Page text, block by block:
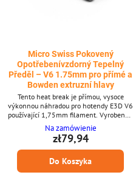
Micro Swiss Pokovený
Opotřebenívzdorný Tepelný
Předěl – V6 1.75mm pro přímé a
Bowden extruzní hlavy
Tento heat break je přímou, vysoce
výkonnou náhradou pro hotendy E3D V6
používající 1,75mm filament. Vyrobený z
nerezové oceli a potažený povlakem
TwinClad XT od Micro Swiss nabízí
výjimečně nízké tření a vynikající
odolnost proti korozi. Ideální pro náročné
a abrazivní filamenty, udržuje hladkou
extrusi bez ucpávání tam, kde na tom
Na zamówienie
zł79,94
Do Koszyka